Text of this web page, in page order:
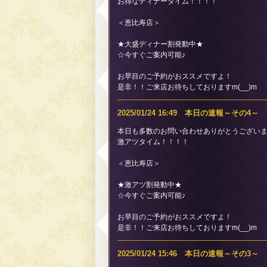
＜恵比寿店＞
★大盛ディナー割発動中★
☆今すぐご案内可能♪
お早目のご予約がおススメですよ！
是非！！ご来店お待ちしておりますm(__)m
2025/01/24 16:49 本日の速報～その4～
本日も多数のお問い合わせありがとうござい
激アツタイム！！！！
＜恵比寿店＞
★激アツ割発動中★
☆今すぐご案内可能♪
お早目のご予約がおススメですよ！
是非！！ご来店お待ちしておりますm(__)m
2025/01/24 15:46 本日の速報～その3～